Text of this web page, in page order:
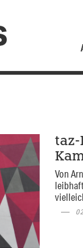
taz-
Von